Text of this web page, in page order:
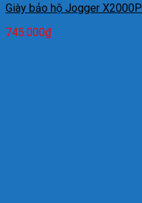
Giày bảo hộ Jogger X2000P
745.000₫